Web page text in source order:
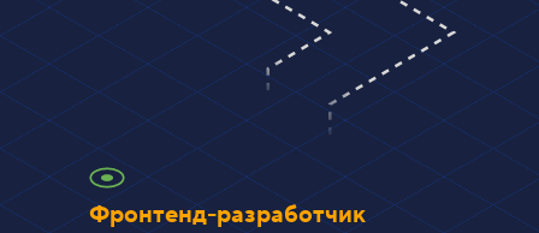
Фронтенд-разработчик